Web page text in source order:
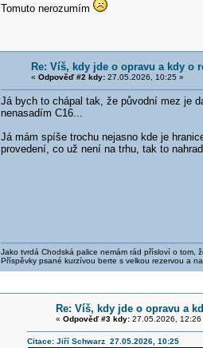
Tomuto nerozumím
Re: Víš, kdy jde o opravu a kdy o
« Odpověď #2 kdy:27.05.2026, 10:25 »
Já bych to chápal tak, že původní mez je
nenasadím C16...
Já mám spíše trochu nejasno kde je
provedení, co už není na trhu, tak to
Jako tvrdá Chodská palice nemám rád přísloví o tom,
Příspěvky psané kurzívou berte s velkou rezervou a
Re: Víš, kdy jde o opravu a
« Odpověď #3 kdy:27.05.2026, 12:26
Citace: Jiří Schwarz 27.05.2026, 10:25